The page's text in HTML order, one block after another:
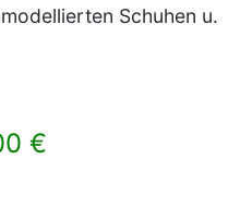
Schuhen u.
€